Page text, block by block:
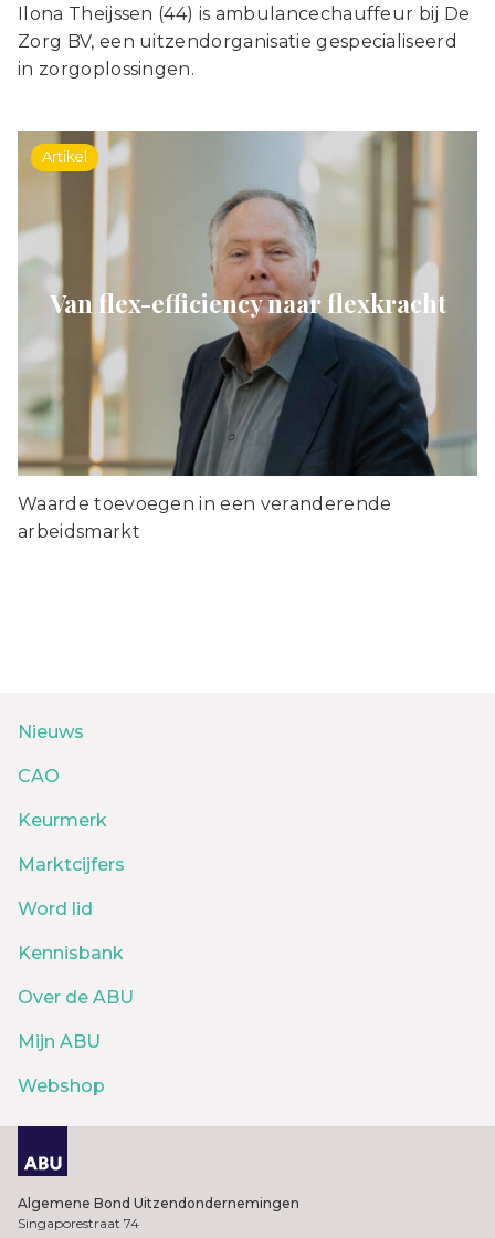
Ilona Theijssen (44) is ambulancechauffeur bij De
Zorg BV, een uitzendorganisatie gespecialiseerd
in zorgoplossingen.
Artikel
Van flex-efficiency naar flexkracht
Waarde toevoegen in een veranderende
arbeidsmarkt
Nieuws
CAO
Keurmerk
Marktcijfers
Word lid
Kennisbank
Over de ABU
Mijn ABU
Webshop
Algemene Bond Uitzendondernemingen
Singaporestraat 74